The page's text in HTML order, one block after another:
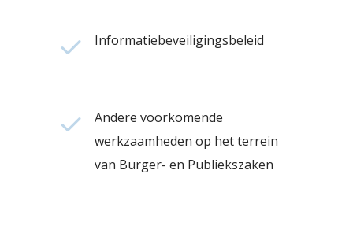
Informatiebeveiligingsbeleid
Andere voorkomende
werkzaamheden op het terrein
van Burger- en Publiekszaken